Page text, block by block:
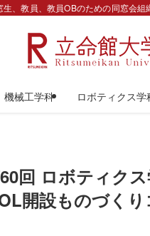
、教員、教員OBのための同窓会組
機械工学科 ロボティクス学
回 ロボティク
開設ものづく